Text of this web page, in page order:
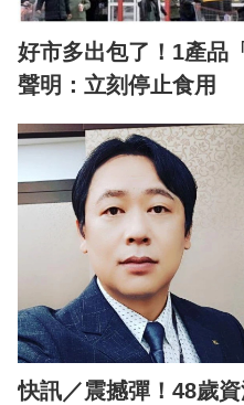
好市多出包了！1產品
聲明：立刻停止食用
快訊／震撼彈！48歲